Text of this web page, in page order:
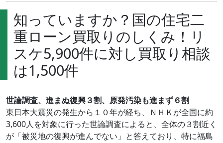
知っていますか？国の住宅二
重ローン買取りのしくみ！リ
スケ5,900件に対し買取り相談
は1,500件
世論調査、進まぬ復興３割、原発汚染も進まず６割
東日本大震災の発生から１０年が経ち、ＮＨＫが全国に約
3,600人を対象に行った世論調査によると、全体の３割近く
が「被災地の復興が進んでない」と答えており、特に福島